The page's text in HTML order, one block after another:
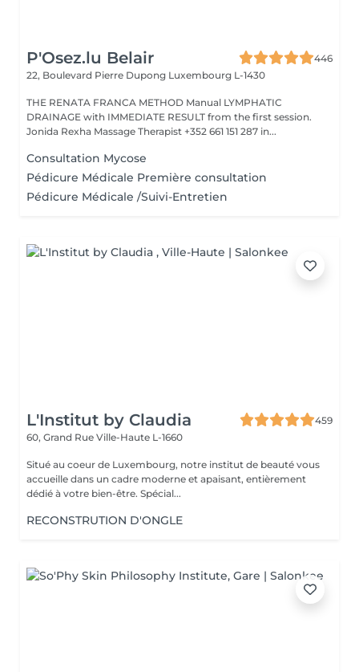
P'Osez.lu Belair
446
22, Boulevard Pierre Dupong Luxembourg L-1430
THE RENATA FRANCA METHOD Manual LYMPHATIC
DRAINAGE with IMMEDIATE RESULT from the first session.
Jonida Rexha Massage Therapist +352 661 151 287 in...
Consultation Mycose
Pédicure Médicale Première consultation
Pédicure Médicale /Suivi-Entretien
L'Institut by Claudia
459
60, Grand Rue Ville-Haute L-1660
Situé au coeur de Luxembourg, notre institut de beauté vous
accueille dans un cadre moderne et apaisant, entièrement
dédié à votre bien-être. Spécial...
RECONSTRUTION D'ONGLE